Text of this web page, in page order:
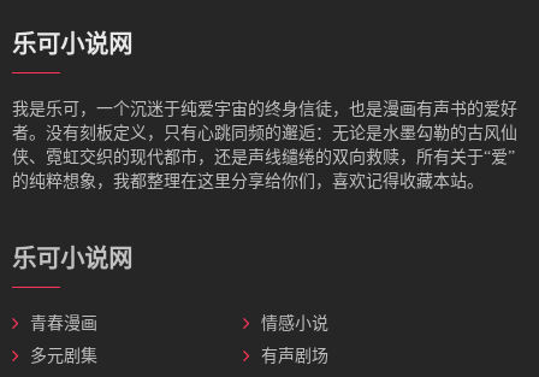
乐可小说网
我是‌乐可，一个沉迷于纯爱宇宙的终身信徒，也是漫画有声书的爱好
者。没有刻板定义，只有心跳同频的邂逅：无论是水墨勾勒的古风仙
侠、霓虹交织的现代都市，还是声线缱绻的双向救赎，所有关于“爱”
的纯粹想象，我都整理在这里分享给你们，喜欢记得收藏本站。
乐可小说网
青春漫画
情感小说
多元剧集
有声剧场